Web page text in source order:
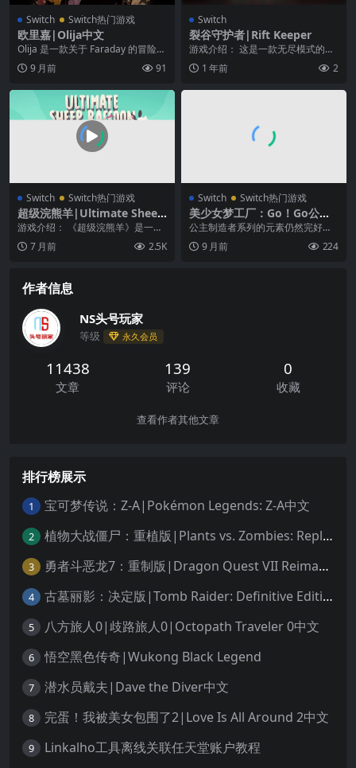
Switch Switch热门游戏
欧里嘉|Olija中文
Olija 是一款关于 Faraday 的冒险游
戏，他一个人遭遇沉船然后被困在
神...9 月前 91
Switch
裂谷守护者|Rift Keeper
游戏介绍： 这是一款无尽模式的地
下城探索游戏，一切取决于您的技
巧和运气！可能在早...
1 年前 2
Switch Switch热门游戏
超级浣熊羊|Ultimate Sheep
Raccoon中文
游戏介绍： 《超级浣熊羊》是一款
可以自定义赛道的自行车竞速派对
游戏。挑战遍布的障...
7 月前 2.5K
Switch Switch热门游戏
美少女梦工厂：Go！Go公主|
Princess Maker: Go! Go! Pri
ncess
公主制造者系列的元素仍然完好无
损！ 通过各种活动、培训和实地兼
职工作，能力状态为...
9 月前 224
作者信息
NS头号玩家
等级 永久会员
11438
文章
139
评论
0
收藏
查看作者其他文章
排行榜展示
1 宝可梦传说：Z-A|Pokémon Legends: Z-A中文
2 植物大战僵尸：重植版|Plants vs. Zombies: Replanted中文
3 勇者斗恶龙7：重制版|Dragon Quest VII Reimagined中文
4 古墓丽影：决定版|Tomb Raider: Definitive Edition中文
5 八方旅人0|歧路旅人0|Octopath Traveler 0中文
6 悟空黑色传奇|Wukong Black Legend
7 潜水员戴夫|Dave the Diver中文
8 完蛋！我被美女包围了2|Love Is All Around 2中文
9 Linkalho工具离线关联任天堂账户教程